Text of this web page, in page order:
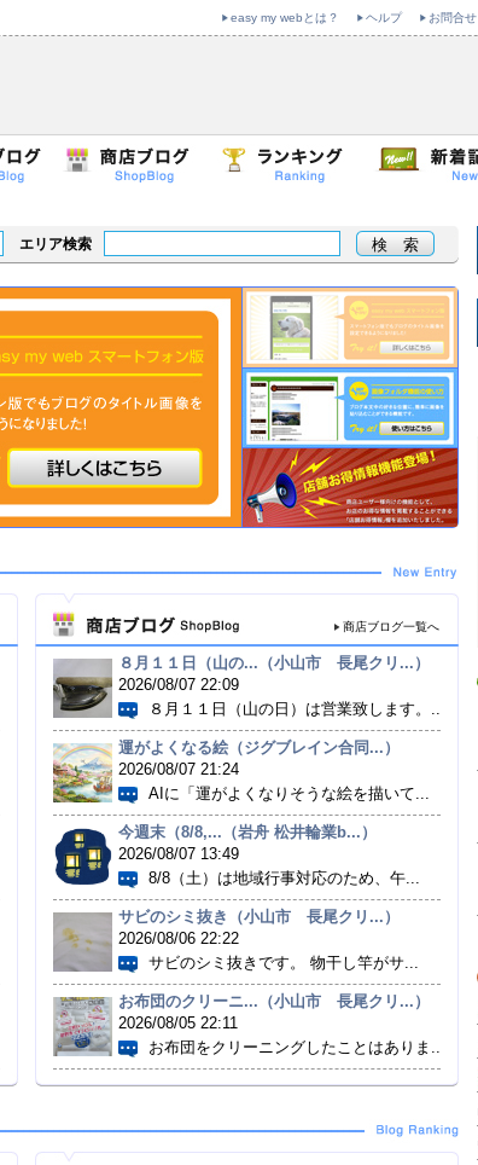
easy my webとは？ ヘルプ お問合せ
エリア検索
商店ブログ一覧へ
８月１１日（山の...（小山市 長尾クリ...）
2026/08/07 22:09
８月１１日（山の日）は営業致します。...
運がよくなる絵（ジグブレイン合同...）
2026/08/07 21:24
AIに「運がよくなりそうな絵を描いて...
今週末（8/8,...（岩舟 松井輪業b...）
2026/08/07 13:49
8/8（土）は地域行事対応のため、午...
サビのシミ抜き（小山市 長尾クリ...）
2026/08/06 22:22
サビのシミ抜きです。 物干し竿がサ...
お布団のクリーニ...（小山市 長尾クリ...）
2026/08/05 22:11
お布団をクリーニングしたことはありま...